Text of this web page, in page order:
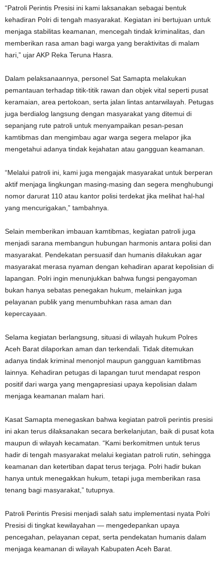
“Patroli Perintis Presisi ini kami laksanakan sebagai bentuk
kehadiran Polri di tengah masyarakat. Kegiatan ini bertujuan untuk
menjaga stabilitas keamanan, mencegah tindak kriminalitas, dan
memberikan rasa aman bagi warga yang beraktivitas di malam
hari,” ujar AKP Reka Teruna Hasra.
Dalam pelaksanaannya, personel Sat Samapta melakukan
pemantauan terhadap titik-titik rawan dan objek vital seperti pusat
keramaian, area pertokoan, serta jalan lintas antarwilayah. Petugas
juga berdialog langsung dengan masyarakat yang ditemui di
sepanjang rute patroli untuk menyampaikan pesan-pesan
kamtibmas dan mengimbau agar warga segera melapor jika
mengetahui adanya tindak kejahatan atau gangguan keamanan.
“Melalui patroli ini, kami juga mengajak masyarakat untuk berperan
aktif menjaga lingkungan masing-masing dan segera menghubungi
nomor darurat 110 atau kantor polisi terdekat jika melihat hal-hal
yang mencurigakan,” tambahnya.
Selain memberikan imbauan kamtibmas, kegiatan patroli juga
menjadi sarana membangun hubungan harmonis antara polisi dan
masyarakat. Pendekatan persuasif dan humanis dilakukan agar
masyarakat merasa nyaman dengan kehadiran aparat kepolisian di
lapangan. Polri ingin menunjukkan bahwa fungsi pengayoman
bukan hanya sebatas penegakan hukum, melainkan juga
pelayanan publik yang menumbuhkan rasa aman dan
kepercayaan.
Selama kegiatan berlangsung, situasi di wilayah hukum Polres
Aceh Barat dilaporkan aman dan terkendali. Tidak ditemukan
adanya tindak kriminal menonjol maupun gangguan kamtibmas
lainnya. Kehadiran petugas di lapangan turut mendapat respon
positif dari warga yang mengapresiasi upaya kepolisian dalam
menjaga keamanan malam hari.
Kasat Samapta menegaskan bahwa kegiatan patroli perintis presisi
ini akan terus dilaksanakan secara berkelanjutan, baik di pusat kota
maupun di wilayah kecamatan. “Kami berkomitmen untuk terus
hadir di tengah masyarakat melalui kegiatan patroli rutin, sehingga
keamanan dan ketertiban dapat terus terjaga. Polri hadir bukan
hanya untuk menegakkan hukum, tetapi juga memberikan rasa
tenang bagi masyarakat,” tutupnya.
Patroli Perintis Presisi menjadi salah satu implementasi nyata Polri
Presisi di tingkat kewilayahan — mengedepankan upaya
pencegahan, pelayanan cepat, serta pendekatan humanis dalam
menjaga keamanan di wilayah Kabupaten Aceh Barat.